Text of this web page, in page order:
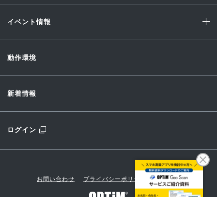
イベント情報
動作環境
新着情報
ログイン
お問い合わせ プライバシーポリシー 会社概要